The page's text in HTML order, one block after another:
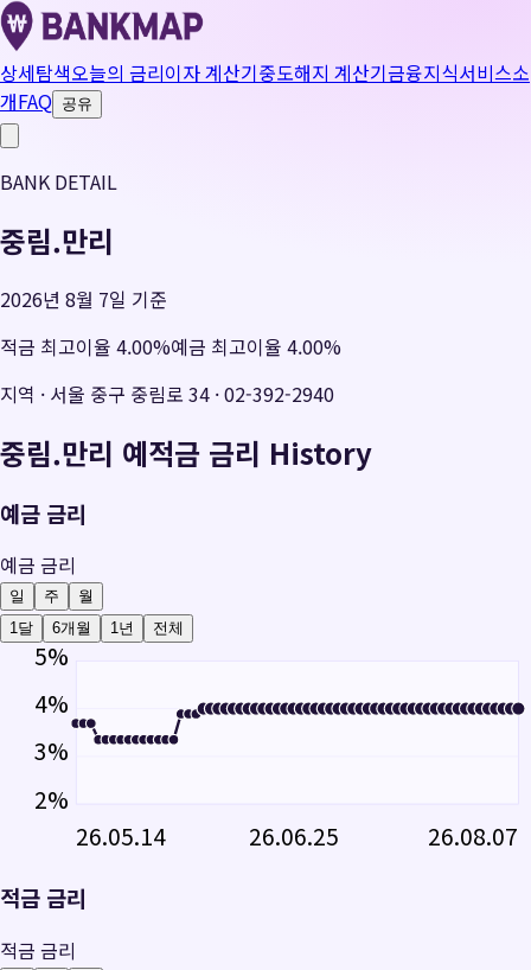
상세탐색오늘의 금리이자 계산기중도해지 계산기금융지식서비스소
개FAQ 공유
BANK DETAIL
중림.만리
2026년 8월 7일 기준
적금 최고이율 4.00%예금 최고이율 4.00%
지역 · 서울 중구 중림로 34 ·02-392-2940
중림.만리 예적금 금리 History
예금 금리
예금 금리
일 주
월
1달
6개월 1년 전체
5%
4%
3%
2%
26.05.14
26.06.25 26.08.07
적금 금리
적금 금리